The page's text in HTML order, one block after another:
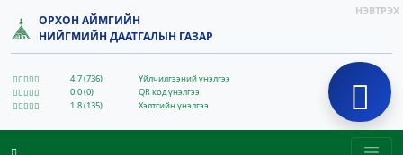
ОРХОН АЙМГИЙН
НИЙГМИЙН ДААТГАЛЫН ГАЗАР
4.7 (736)
Үйлчилгээний үнэлгээ
0.0 (0)
QR код үнэлгээ
1.8 (135)
Хэлтсийн үнэлгээ
НЭВТРЭХ